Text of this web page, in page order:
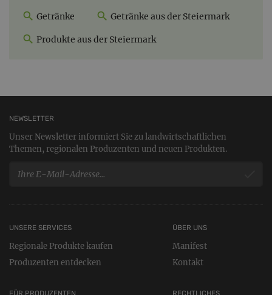
Getränke Getränke aus der Steiermark
Produkte aus der Steiermark
NEWSLETTER
Unser Newsletter informiert Sie zu landwirtschaftlichen
Themen, regionalen Produzenten und neuen Produkten.
UNSERE SERVICES
Regionale Produkte kaufen
Produzenten entdecken
FÜR PRODUZENTEN RECHTLICHES
ÜBER UNS
Manifest
Kontakt